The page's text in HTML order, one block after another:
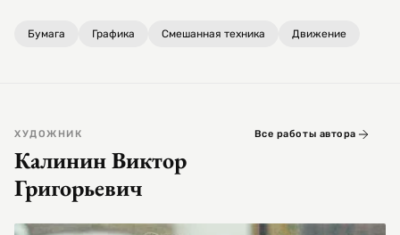
Бумага Графика Смешанная техника Движение
ХУДОЖНИК
Калинин Виктор
Григорьевич
Все работы автора